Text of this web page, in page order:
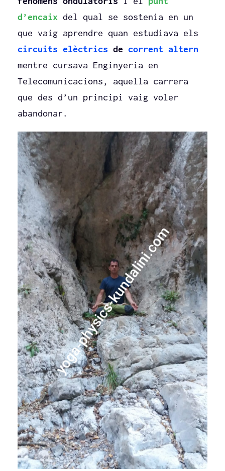
d’encaix del qual se sostenia en un
que vaig aprendre quan estudiava els
circuits elèctrics de corrent altern
mentre cursava Enginyeria en
Telecomunicacions, aquella carrera
que des d’un principi vaig voler
abandonar.